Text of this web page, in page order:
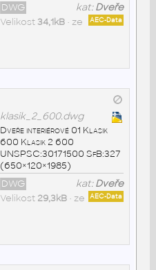
kat:Dveře
DWG
AEC-Data
Velikost34,1kB• ze
klasik_2_600.dwg
Dveře interiérové 01 Klasik
600 Klasik 2 600
UNSPSC:30171500 SfB:327
(650×120×1985)
kat:Dveře
DWG
AEC-Data
Velikost 29,3kB• ze